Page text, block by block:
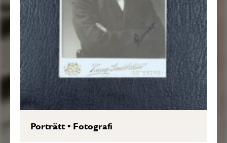
Porträtt• Fotografi